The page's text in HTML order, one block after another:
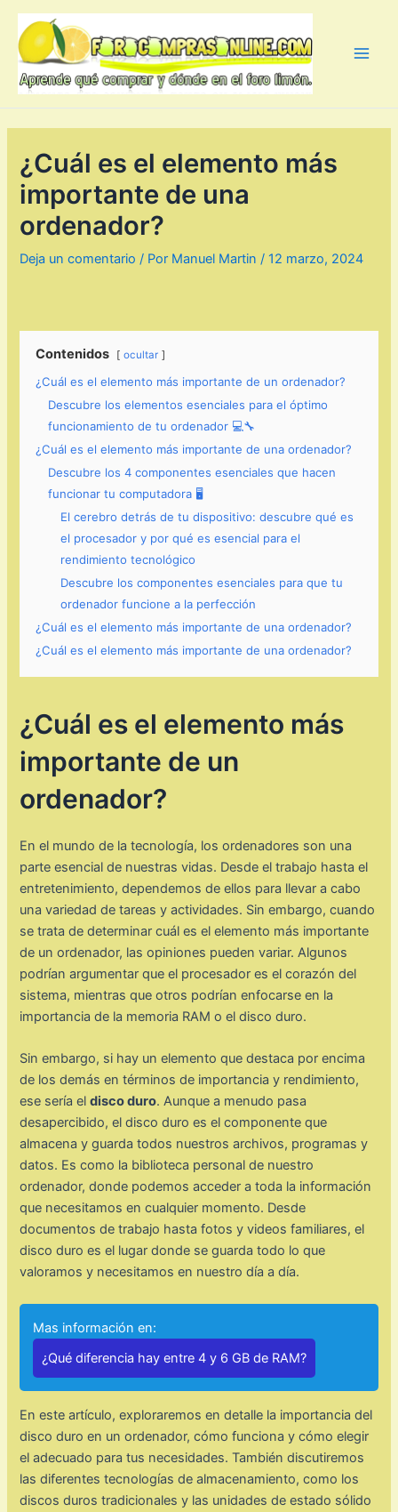
contenido
¿Cuál es el elemento más
importante de una
ordenador?
Deja un comentario / Por Manuel Martin /12 marzo, 2024
Contenidos ocultar
¿Cuál es el elemento más importante de un ordenador?
Descubre los elementos esenciales para el óptimo
funcionamiento de tu ordenador 💻🔧
¿Cuál es el elemento más importante de una ordenador?
Descubre los 4 componentes esenciales que hacen
funcionar tu computadora 🖥️
El cerebro detrás de tu dispositivo: descubre qué es
el procesador y por qué es esencial para el
rendimiento tecnológico
Descubre los componentes esenciales para que tu
ordenador funcione a la perfección
¿Cuál es el elemento más importante de una ordenador?
¿Cuál es el elemento más importante de una ordenador?
¿Cuál es el elemento más
importante de un
ordenador?
En el mundo de la tecnología, los ordenadores son una
parte esencial de nuestras vidas. Desde el trabajo hasta el
entretenimiento, dependemos de ellos para llevar a cabo
una variedad de tareas y actividades. Sin embargo, cuando
se trata de determinar cuál es el elemento más importante
de un ordenador, las opiniones pueden variar. Algunos
podrían argumentar que el procesador es el corazón del
sistema, mientras que otros podrían enfocarse en la
importancia de la memoria RAM o el disco duro.
Sin embargo, si hay un elemento que destaca por encima
de los demás en términos de importancia y rendimiento,
ese sería eldisco duro. Aunque a menudo pasa
desapercibido, el disco duro es el componente que
almacena y guarda todos nuestros archivos, programas y
datos. Es como la biblioteca personal de nuestro
ordenador, donde podemos acceder a toda la información
que necesitamos en cualquier momento. Desde
documentos de trabajo hasta fotos y videos familiares, el
disco duro es el lugar donde se guarda todo lo que
valoramos y necesitamos en nuestro día a día.
Mas información en:
¿Qué diferencia hay entre 4 y 6 GB de RAM?
En este artículo, exploraremos en detalle la importancia del
disco duro en un ordenador, cómo funciona y cómo elegir
el adecuado para tus necesidades. También discutiremos
las diferentes tecnologías de almacenamiento, como los
discos duros tradicionales y las unidades de estado sólido